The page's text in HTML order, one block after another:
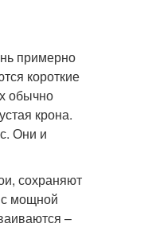
примерно
короткие
обычно
крона.
Они и
сохраняют
мощной
–